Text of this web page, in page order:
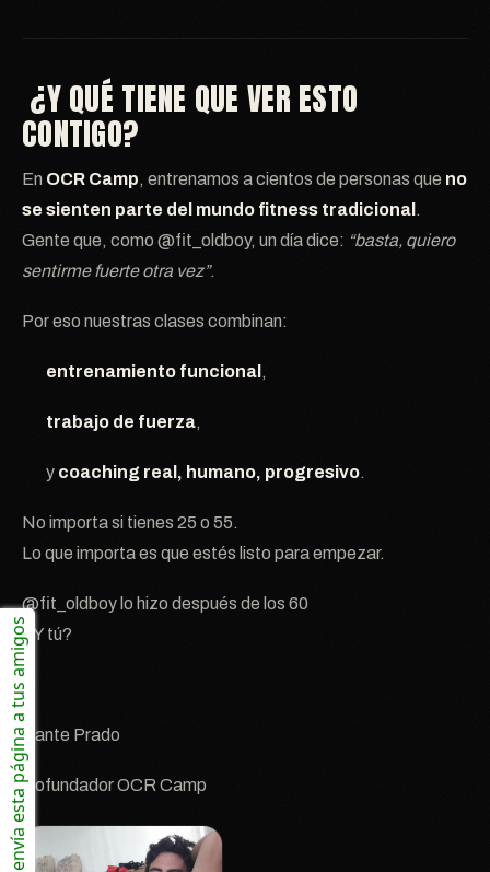
¿Y QUÉ TIENE QUE VER ESTO
CONTIGO?
En OCR Camp, entrenamos a cientos de personas que no
se sienten parte del mundo fitness tradicional .
Gente que, como @fit_oldboy, un día dice: “basta, quiero
sentirme fuerte otra vez”.
Por eso nuestras clases combinan:
entrenamiento funcional ,
trabajo de fuerza,
y coaching real, humano, progresivo.
No importa si tienes 25 o 55.
Lo que importa es que estés listo para empezar.
@fit_oldboy lo hizo después de los 60
¿Y tú?
Dante Prado
Cofundador OCR Camp
envía esta página a tus amigos